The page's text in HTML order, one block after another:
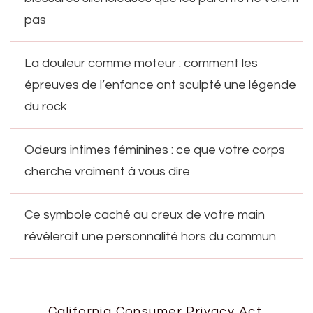
pas
La douleur comme moteur : comment les
épreuves de l’enfance ont sculpté une légende
du rock
Odeurs intimes féminines : ce que votre corps
cherche vraiment à vous dire
Ce symbole caché au creux de votre main
révèlerait une personnalité hors du commun